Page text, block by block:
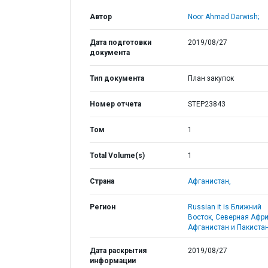
Автор Noor Ahmad Darwish;
Дата подготовки
документа
2019/08/27
Тип документа План закупок
Номер отчета STEP23843
Том 1
Total Volume(s) 1
Страна Афганистан,
Регион
Russian it is Ближний
Восток, Северная
Афганистан и
Дата раскрытия
информации
2019/08/27